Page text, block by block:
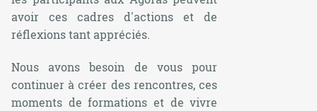
avoir ces cadres d'actions et de
réflexions tant appréciés.
Nous avons besoin de vous pour
continuer à créer des rencontres, ces
moments de formations et de vivre